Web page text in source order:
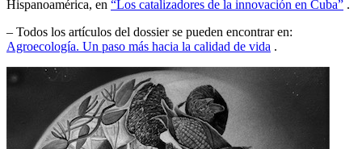
Hispanoamérica, en “Los catalizadores de la innovación en Cuba” .
– Todos los artículos del dossier se pueden encontrar en:
Agroecología. Un paso más hacia la calidad de vida .